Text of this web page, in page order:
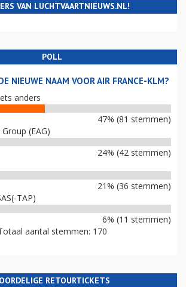
VAN LUCHTVAARTNIEUWS.NL!
POLL
NIEUWE NAAM VOOR AIR FRANCE-KLM?
anders
47% (81 stemmen)
(EAG)
24% (42 stemmen)
21% (36 stemmen)
TAP)
6% (11 stemmen)
aantal stemmen: 170
RETOURTICKETS